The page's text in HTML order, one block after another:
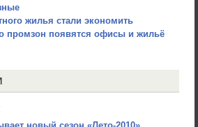
жилья стали экономить
промзон появятся офисы и жильё